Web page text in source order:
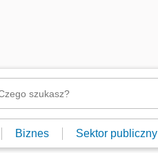
Biznes Sektor publiczny